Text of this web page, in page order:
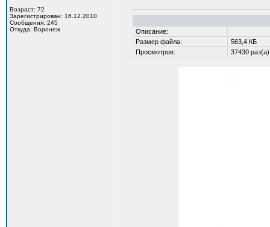
Возраст: 72
Зарегистрирован: 16.12.2010
Сообщения: 245
Откуда: Воронеж
Описание:
Размер файла:
563,4 КБ
Просмотров:
37430 раз(а)